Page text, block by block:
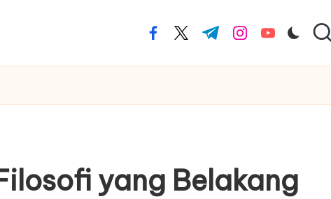
facebook.com
twitter.com
t.me instagram.com
youtube.com
yang Belakang